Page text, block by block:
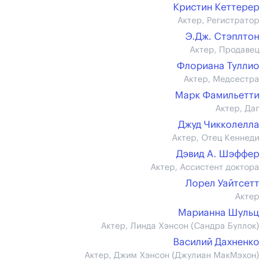
Кристин Кеттерер
Актер, Регистратор
Э.Дж. Стэплтон
Актер, Продавец
Флориана Туллио
Актер, Медсестра
Марк Фамильетти
Актер, Даг
Джуд Чикколелла
Актер, Отец Кеннеди
Дэвид А. Шэффер
Актер, Ассистент доктора
Лорел Уайтсетт
Актер
Марианна Шульц
Актер, Линда Хэнсон (Сандра Буллок)
Василий Дахненко
Актер, Джим Хэнсон (Джулиан МакМэхон)